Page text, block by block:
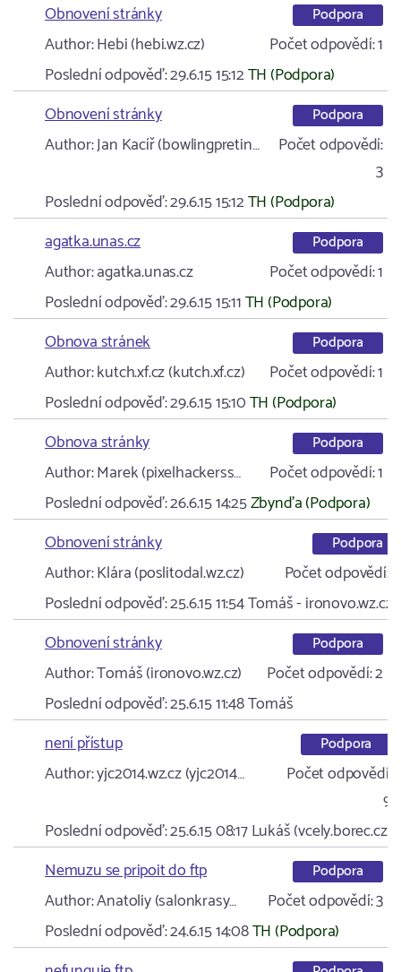
Obnovení stránky
Podpora
Author:Hebi (hebi.wz.cz) Počet odpovědí:1
Poslední odpověď:29.6.15 15:12TH (Podpora)
Obnovení stránky
Podpora
Author:Jan Kacíř (bowlingpretin…
Počet odpovědí:
3
Poslední odpověď:29.6.15 15:12TH (Podpora)
agatka.unas.cz
Podpora
Author:agatka.unas.cz Počet odpovědí:1
Poslední odpověď:29.6.15 15:11TH (Podpora)
Obnova stránek
Podpora
Author:kutch.xf.cz (kutch.xf.cz) Počet odpovědí:1
Poslední odpověď:29.6.15 15:10TH (Podpora)
Obnova stránky
Podpora
Author:Marek (pixelhackerss… Počet odpovědí:1
Poslední odpověď:26.6.15 14:25Zbynďa (Podpora)
Obnovení stránky
Podpora
Author:Klára (poslitodal.wz.cz) Počet odpovědí:
Poslední odpověď:25.6.15 11:54Tomáš - ironovo.wz.cz
Obnovení stránky
Podpora
Author:Tomáš (ironovo.wz.cz) Počet odpovědí:2
Poslední odpověď:25.6.15 11:48Tomáš
není přístup
Podpora
Author:yjc2014.wz.cz (yjc2014…
Počet odpovědí:
9
Poslední odpověď:25.6.15 08:17Lukáš (vcely.borec.cz)
Nemuzu se pripoit do ftp
Podpora
Author:Anatoliy (salonkrasy… Počet odpovědí:3
Poslední odpověď:24.6.15 14:08TH (Podpora)